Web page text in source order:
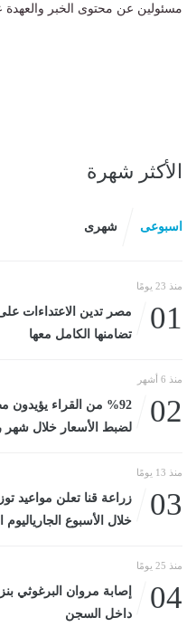
مسئولين عن محتوى الخبر والعهدة
الأكثر شهرة
اسبوعى شهرى
منذ 23 يومًا
01
مصر تدين الاعتداءات
تضامنها الكامل معها
منذ 6 أشهر
02
%92 من القراء
لضبط الأسعار خلال
منذ 13 يومًا
03
زراعة قنا تعلن مواعيد
خلال الأسبوع الجارياليوم السبت، 25 يوليو
منذ 25 يومًا
04
إصابة مروان البرغوثي
داخل السجن